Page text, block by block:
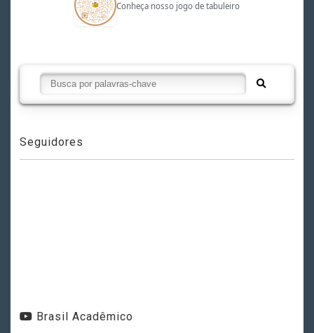
Conheça nosso jogo de tabuleiro
Seguidores
Brasil Acadêmico